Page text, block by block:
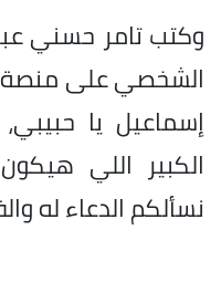
وكتب تامر حسني
الشخصي على منصة
إسماعيل يا
الكبير اللي
نسألكم الدعاء له